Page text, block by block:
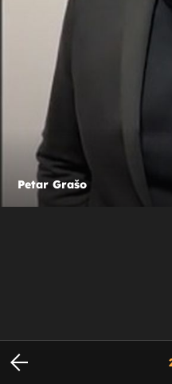
Petar Grašo